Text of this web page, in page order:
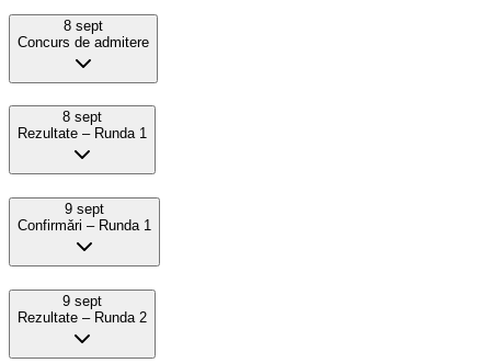
8 sept
Concurs de admitere
8 sept
Rezultate – Runda 1
9 sept
Confirmǎri – Runda 1
9 sept
Rezultate – Runda 2